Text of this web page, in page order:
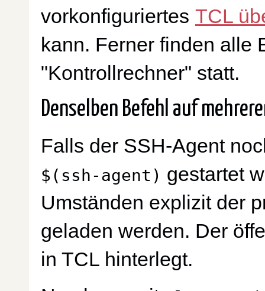
vorkonfiguriertes TCL
kann. Ferner finden alle
"Kontrollrechner" statt.
Denselben Befehl auf
Falls der SSH-Agent
$(ssh-agent) gestartet
Umständen explizit der
geladen werden. Der
in TCL hinterlegt.